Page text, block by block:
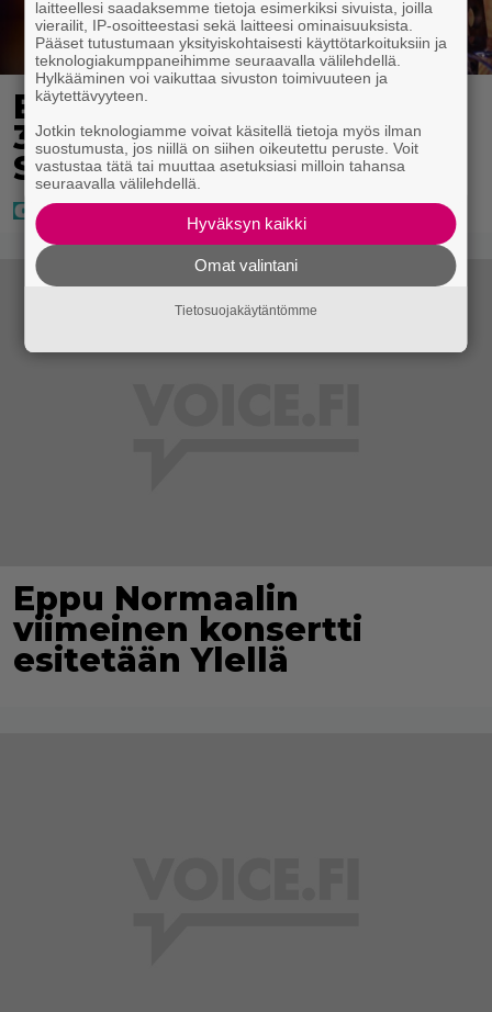
Eurojackpotissa poksahti
32,7 miljoonaa, ja tänne
Suomen isoin voitto meni
Eppu Normaalin
viimeinen konsertti
esitetään Ylellä
laitteellesi saadaksemme tietoja esimerkiksi sivuista, joilla
vierailit, IP-osoitteestasi sekä laitteesi ominaisuuksista.
Pääset tutustumaan yksityiskohtaisesti käyttötarkoituksiin ja
teknologiakumppaneihimme seuraavalla välilehdellä.
Hylkääminen voi vaikuttaa sivuston toimivuuteen ja
käytettävyyteen.
Jotkin teknologiamme voivat käsitellä tietoja myös ilman
suostumusta, jos niillä on siihen oikeutettu peruste. Voit
vastustaa tätä tai muuttaa asetuksiasi milloin tahansa
seuraavalla välilehdellä.
Hyväksyn kaikki
Omat valintani
Tietosuojakäytäntömme